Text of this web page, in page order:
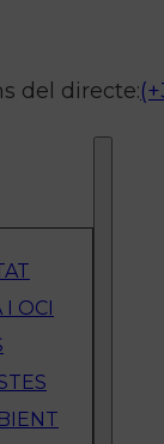
del directe:
OCI